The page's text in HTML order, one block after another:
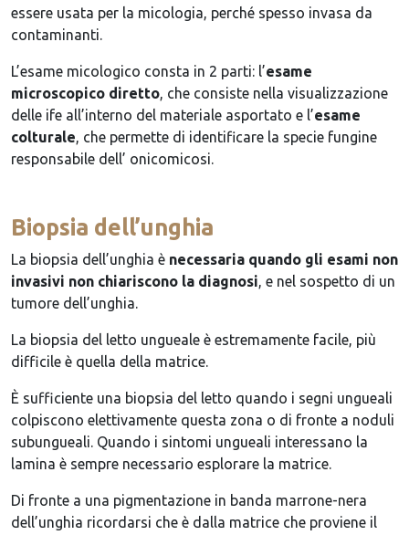
essere usata per la micologia, perché spesso invasa da
contaminanti.
L’esame micologico consta in 2 parti: l’esame
microscopico diretto, che consiste nella visualizzazione
delle ife all’interno del materiale asportato e l’esame
colturale, che permette di identificare la specie fungine
responsabile dell’ onicomicosi.
Biopsia dell’unghia
La biopsia dell’unghia è necessaria quando gli esami non
invasivi non chiariscono la diagnosi, e nel sospetto di un
tumore dell’unghia.
La biopsia del letto ungueale è estremamente facile, più
difficile è quella della matrice.
È sufficiente una biopsia del letto quando i segni ungueali
colpiscono elettivamente questa zona o di fronte a noduli
subungueali. Quando i sintomi ungueali interessano la
lamina è sempre necessario esplorare la matrice.
Di fronte a una pigmentazione in banda marrone-nera
dell’unghia ricordarsi che è dalla matrice che proviene il